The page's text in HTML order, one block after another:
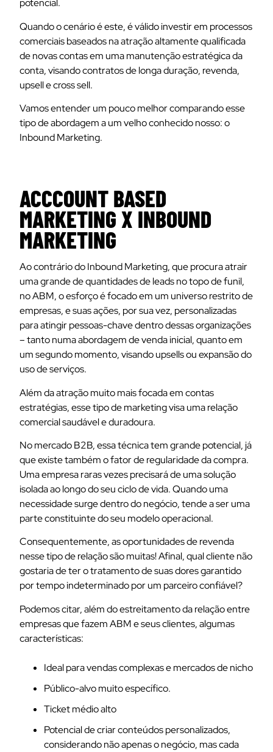
potencial.
Quando o cenário é este, é válido investir em processos
comerciais baseados na atração altamente qualificada
de novas contas em uma manutenção estratégica da
conta, visando contratos de longa duração, revenda,
upsell e cross sell.
Vamos entender um pouco melhor comparando esse
tipo de abordagem a um velho conhecido nosso: o
Inbound Marketing.
ACCCOUNT BASED
MARKETING X INBOUND
MARKETING
Ao contrário do Inbound Marketing, que procura atrair
uma grande de quantidades de leads no topo de funil,
no ABM, o esforço é focado em um universo restrito de
empresas, e suas ações, por sua vez, personalizadas
para atingir pessoas-chave dentro dessas organizações
– tanto numa abordagem de venda inicial, quanto em
um segundo momento, visando upsells ou expansão do
uso de serviços.
Além da atração muito mais focada em contas
estratégias, esse tipo de marketing visa uma relação
comercial saudável e duradoura.
No mercado B2B, essa técnica tem grande potencial, já
que existe também o fator de regularidade da compra.
Uma empresa raras vezes precisará de uma solução
isolada ao longo do seu ciclo de vida. Quando uma
necessidade surge dentro do negócio, tende a ser uma
parte constituinte do seu modelo operacional.
Consequentemente, as oportunidades de revenda
nesse tipo de relação são muitas!Afinal, qual cliente não
gostaria de ter o tratamento de suas dores garantido
por tempo indeterminado por um parceiro confiável?
Podemos citar, além do estreitamento da relação entre
empresas que fazem ABM e seus clientes, algumas
características:
Ideal para vendas complexas e mercados de nicho
Público-alvo muito específico.
Ticket médio alto
Potencial de criar conteúdos personalizados,
considerando não apenas o negócio, mas cada